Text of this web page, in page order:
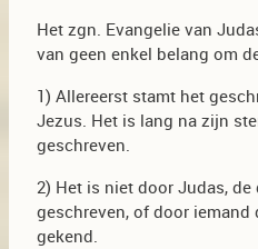
Het zgn. Evangelie van
van geen enkel belang om
1) Allereerst stamt het
Jezus. Het is lang na zijn
geschreven.
2) Het is niet door Judas,
geschreven, of door
gekend.